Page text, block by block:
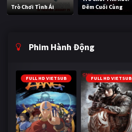
Trò Chơi Tình Ái
Đêm Cuối Cùng
Phim Hành Động
FULL HD VIETSUB FULL HD VIETSUB